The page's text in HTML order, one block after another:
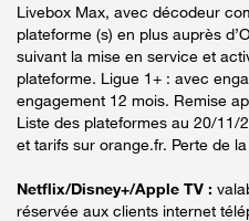
Livebox Max, avec décodeur
plateforme (s) en plus auprès
suivant la mise en service et
plateforme. Ligue 1+ : avec
engagement 12 mois. Remise
Liste des plateformes au 20/11/
et tarifs sur orange.fr. Perte de
Netflix/Disney+/Apple TV :
réservée aux clients internet